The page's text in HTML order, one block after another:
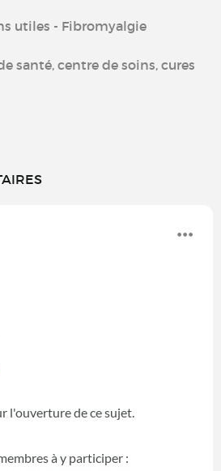
utiles - Fibromyalgie
santé, centre de soins, cures
l'ouverture de ce sujet.
à y participer :